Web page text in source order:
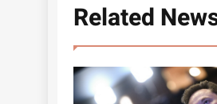
Related